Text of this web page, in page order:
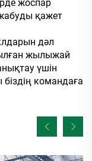
жоспар
қажет
дәл
жылыжай
үшін
командаға